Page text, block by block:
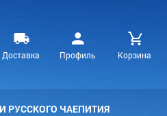
Доставка
Профиль Корзина
РУССКОГО ЧАЕПИТИЯ